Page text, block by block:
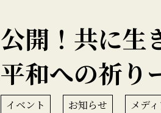
公開！共に生
平和への祈り
イベント お知らせ メデ